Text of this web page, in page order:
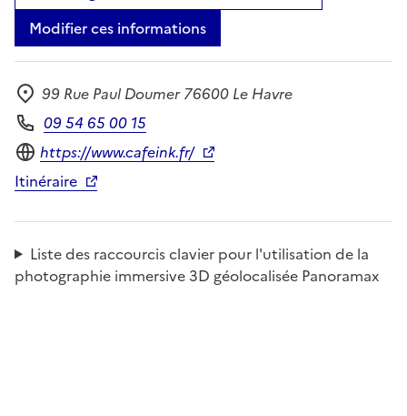
Modifier ces informations
Adresse
99 Rue Paul Doumer 76600 Le Havre
Téléphone
09 54 65 00 15
Site internet
https://www.cafeink.fr/
Itinéraire
Liste des raccourcis clavier pour l'utilisation de la
photographie immersive 3D géolocalisée Panoramax